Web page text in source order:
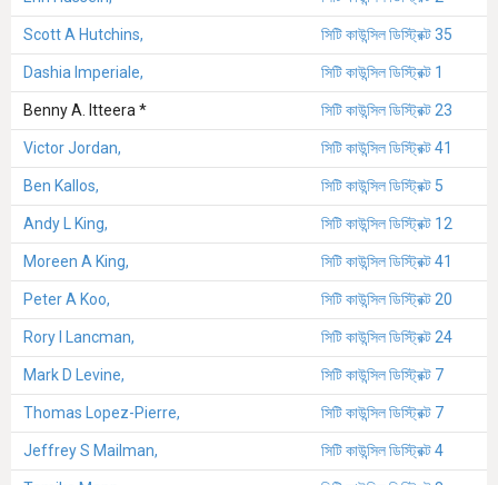
Scott A Hutchins, সিটি কাউন্সিল ডিস্ট্রিক্ট 35
Dashia Imperiale, সিটি কাউন্সিল ডিস্ট্রিক্ট 1
Benny A. Itteera * সিটি কাউন্সিল ডিস্ট্রিক্ট 23
Victor Jordan, সিটি কাউন্সিল ডিস্ট্রিক্ট 41
Ben Kallos, সিটি কাউন্সিল ডিস্ট্রিক্ট 5
Andy L King, সিটি কাউন্সিল ডিস্ট্রিক্ট 12
Moreen A King, সিটি কাউন্সিল ডিস্ট্রিক্ট 41
Peter A Koo, সিটি কাউন্সিল ডিস্ট্রিক্ট 20
Rory I Lancman, সিটি কাউন্সিল ডিস্ট্রিক্ট 24
Mark D Levine, সিটি কাউন্সিল ডিস্ট্রিক্ট 7
Thomas Lopez-Pierre, সিটি কাউন্সিল ডিস্ট্রিক্ট 7
Jeffrey S Mailman, সিটি কাউন্সিল ডিস্ট্রিক্ট 4